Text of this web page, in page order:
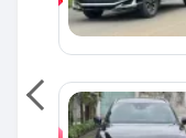
SPÉCIAL